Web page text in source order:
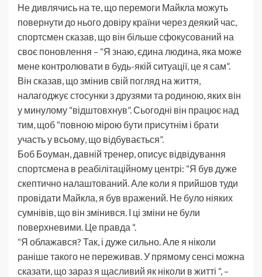
Не дивлячись на те, що перемоги Майкла можуть
повернути до нього довіру країни через деякий час,
спортсмен сказав, що він більше сфокусований на
своє поновлення – “Я знаю, єдина людина, яка може
мене контролювати в будь-якій ситуації, це я сам”.
Він сказав, що змінив свій погляд на життя,
налагоджує стосунки з друзями та родиною, яких він
у минулому “відштовхнув”. Сьогодні він працює над
тим, щоб “повною мірою бути присутнім і брати
участь у всьому, що відбувається”.
Боб Боуман, давній тренер, описує відвідування
спортсмена в реабілітаційному центрі: “Я був дуже
скептично налаштований. Але коли я прийшов туди
провідати Майкла, я був вражений. Не було ніяких
сумнівів, що він змінився. І ці зміни не були
поверхневими. Це правда “.
“Я облажався? Так, і дуже сильно. Але я ніколи
раніше такого не переживав. У прямому сенсі можна
сказати, що зараз я щасливий як ніколи в житті “, –